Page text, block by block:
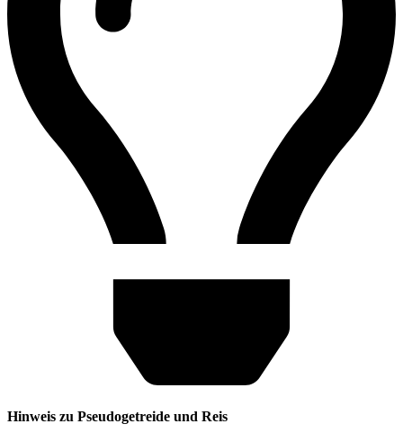
Hinweis zu Pseudogetreide und Reis